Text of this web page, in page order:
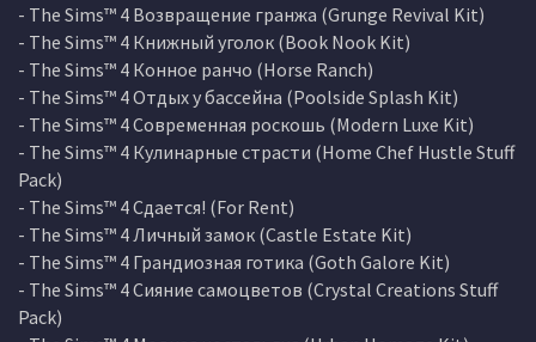
- The Sims™ 4 Возвращение гранжа (Grunge Revival Kit)
- The Sims™ 4 Книжный уголок (Book Nook Kit)
- The Sims™ 4 Конное ранчо (Horse Ranch)
- The Sims™ 4 Отдых у бассейна (Poolside Splash Kit)
- The Sims™ 4 Современная роскошь (Modern Luxe Kit)
- The Sims™ 4 Кулинарные страсти (Home Chef Hustle Stuff
Pack)
- The Sims™ 4 Сдается! (For Rent)
- The Sims™ 4 Личный замок (Castle Estate Kit)
- The Sims™ 4 Грандиозная готика (Goth Galore Kit)
- The Sims™ 4 Сияние самоцветов (Crystal Creations Stuff
Pack)